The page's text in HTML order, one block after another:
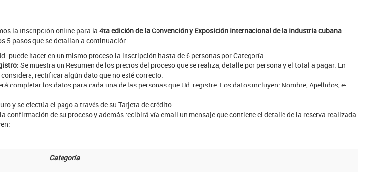
la Inscripción online para la 4ta edición de la Convención y Exposición Internacional de la Industria cubana.
5 pasos que se detallan a continuación:
puede hacer en un mismo proceso la inscripción hasta de 6 personas por Categoría.
: Se muestra un Resumen de los precios del proceso que se realiza, detalle por persona y el total a pagar. En
rectificar algún dato que no esté correcto.
completar los datos para cada una de las personas que Ud. registre. Los datos incluyen: Nombre, Apellidos, e-
y se efectúa el pago a través de su Tarjeta de crédito.
confirmación de su proceso y además recibirá vía email un mensaje que contiene el detalle de la reserva realizada
Categoría